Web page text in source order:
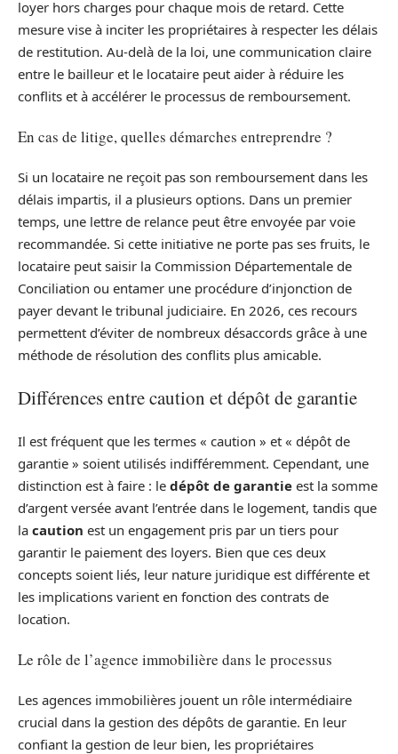
loyer hors charges pour chaque mois de retard. Cette
mesure vise à inciter les propriétaires à respecter les délais
de restitution. Au-delà de la loi, une communication claire
entre le bailleur et le locataire peut aider à réduire les
conflits et à accélérer le processus de remboursement.
En cas de litige, quelles démarches entreprendre ?
Si un locataire ne reçoit pas son remboursement dans les
délais impartis, il a plusieurs options. Dans un premier
temps, une lettre de relance peut être envoyée par voie
recommandée. Si cette initiative ne porte pas ses fruits, le
locataire peut saisir la Commission Départementale de
Conciliation ou entamer une procédure d’injonction de
payer devant le tribunal judiciaire. En 2026, ces recours
permettent d’éviter de nombreux désaccords grâce à une
méthode de résolution des conflits plus amicable.
Différences entre caution et dépôt de garantie
Il est fréquent que les termes « caution » et « dépôt de
garantie » soient utilisés indifféremment. Cependant, une
distinction est à faire : le dépôt de garantie est la somme
d’argent versée avant l’entrée dans le logement, tandis que
la caution est un engagement pris par un tiers pour
garantir le paiement des loyers. Bien que ces deux
concepts soient liés, leur nature juridique est différente et
les implications varient en fonction des contrats de
location.
Le rôle de l’agence immobilière dans le processus
Les agences immobilières jouent un rôle intermédiaire
crucial dans la gestion des dépôts de garantie. En leur
confiant la gestion de leur bien, les propriétaires